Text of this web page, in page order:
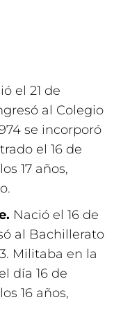
el 21 de
al Colegio
se incorporó
el 16 de
17 años,
Nació el 16 de
al Bachillerato
Militaba en la
día 16 de
16 años,